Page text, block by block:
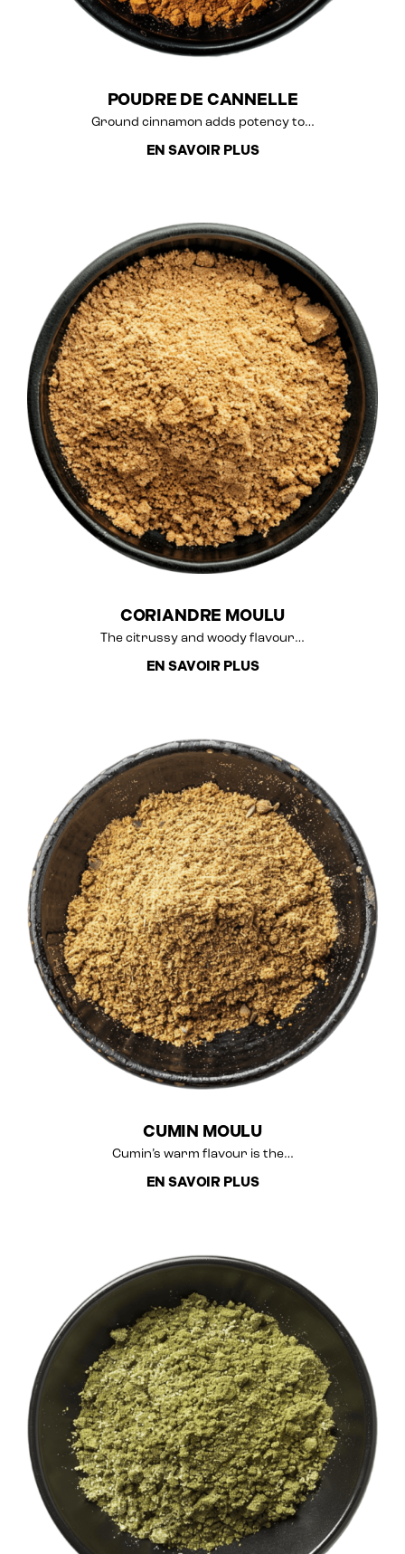
POUDRE DE CANNELLE
Ground cinnamon adds potency to…
EN SAVOIR PLUS
CORIANDRE MOULU
The citrussy and woody flavour…
EN SAVOIR PLUS
CUMIN MOULU
Cumin’s warm flavour is the…
EN SAVOIR PLUS